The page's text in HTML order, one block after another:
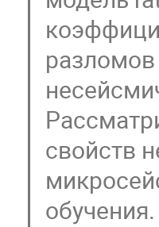
свойств
обучения.